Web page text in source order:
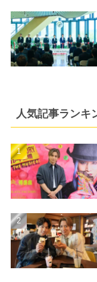
人気記事ランキ